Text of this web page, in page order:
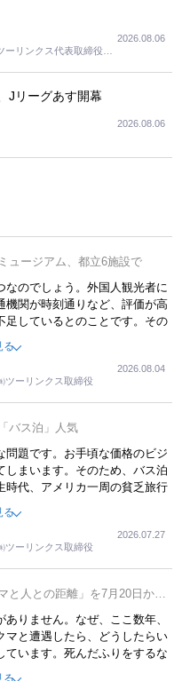
リンクス代表取締役社
2026.08.06
Jリーグあす開幕
2026.08.06
ュージアム、都立6施設で
なのでしょう。外国人観光者に
機関が時刻通りなど、評価が高
足しているとのことです。その
ントが行われれば、日本人に
でしょうね。
る
ツーリンクス取締役
2026.08.04
バス泊」人気
題です。お手頃な価格のビジ
しまいます。そのため、バス泊
時代、アメリカ一周の貧乏旅行
でした。夕方から夜の便を利
だし、若いからできたことで
青森に行ったと聞くと、疲れ
る
ツーリンクス取締役
2026.07.27
と人との距離」を7月20日から
りません。なぜ、ここ数年、
マと遭遇したら、どうしたらい
ています。死んだふりをするな
な中で、この企画展はタイム
る